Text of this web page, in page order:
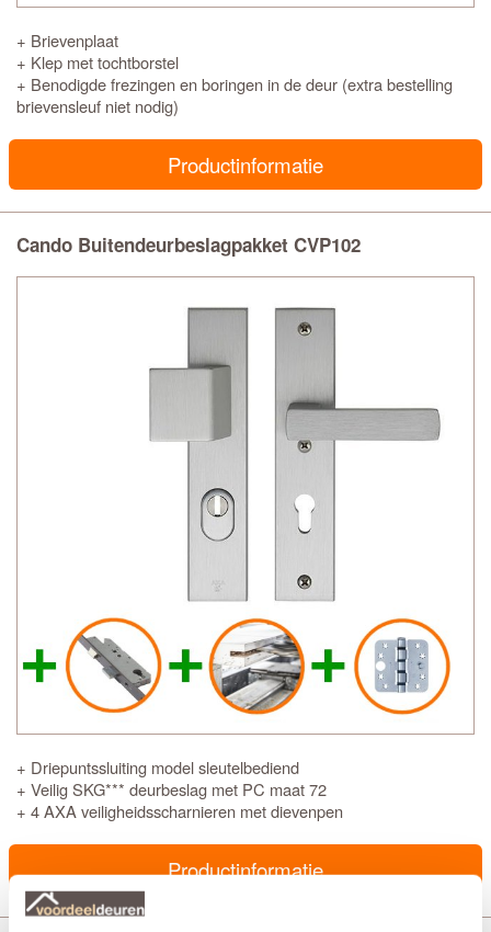
+ Brievenplaat
+ Klep met tochtborstel
+ Benodigde frezingen en boringen in de deur (extra bestelling
brievensleuf niet nodig)
Productinformatie
Cando Buitendeurbeslagpakket CVP102
+ Driepuntssluiting model sleutelbediend
+ Veilig SKG*** deurbeslag met PC maat 72
+ 4 AXA veiligheidsscharnieren met dievenpen
Productinformatie